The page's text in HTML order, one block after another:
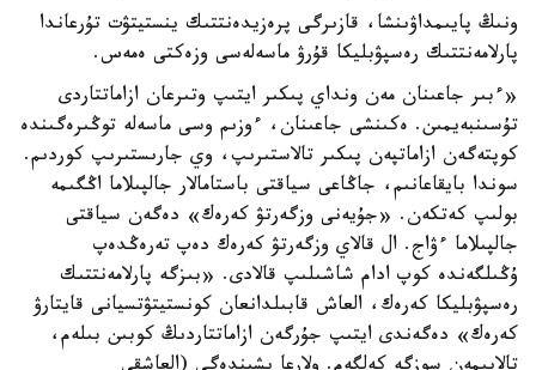
ونىڭ پايىمداۋىنشا، قازىرگى پرەزيدەنتتىك ينستيتۋت تۇرعاندا
پارلامەنتتىك رەسپۋبليكا قۇرۋ ماسەلەسى وزەكتى ەمەس.
«ءبىر جاعىنان مەن ونداي پىكىر ايتىپ وتىرعان ازاماتتاردى
تۇسىنبەيمىن. ەكىنشى جاعىنان، ءوزىم وسى ماسەلە توڭىرەگىندە
كوپتەگەن ازاماتپەن پىكىر تالاستىرىپ، وي جارىستىرىپ كوردىم.
سوندا بايقاعانىم، جاڭاعى سياقتى باستامالار جالپىلاما اڭگىمە
بولىپ كەتكەن. «جۇيەنى وزگەرتۋ كەرەك» دەگەن سياقتى
جالپىلاما ءۋاج. ال قالاي وزگەرتۋ كەرەك دەپ تەرەڭدەپ
ۇڭىلگەندە كوپ ادام شاشىلىپ قالادى. «بىزگە پارلامەنتتىك
رەسپۋبليكا كەرەك، العاش قابىلدانعان كونستيتۋتسيانى قايتارۋ
كەرەك» دەگەندى ايتىپ جۇرگەن ازاماتتاردىڭ كوبىن بىلەم،